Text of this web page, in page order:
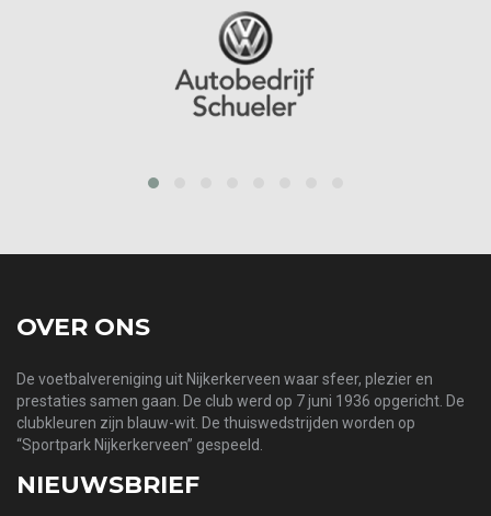
OVER ONS
De voetbalvereniging uit Nijkerkerveen waar sfeer, plezier en
prestaties samen gaan. De club werd op 7 juni 1936 opgericht. De
clubkleuren zijn blauw-wit. De thuiswedstrijden worden op
“Sportpark Nijkerkerveen” gespeeld.
NIEUWSBRIEF